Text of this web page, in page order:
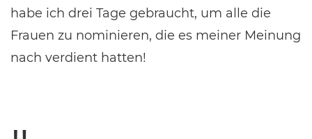
habe ich drei Tage gebraucht, um alle die
Frauen zu nominieren, die es meiner Meinung
nach verdient hatten!